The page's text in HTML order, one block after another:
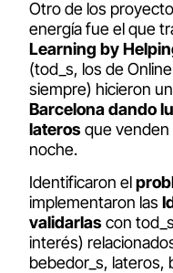
Otro de los
energía fue el que
Learning by
(tod_s, los de
siempre) hicieron
Barcelona dando
laterosque venden
noche.
Identificaron el
implementaron las
validarlascon
interés)
bebedor_s, lateros,